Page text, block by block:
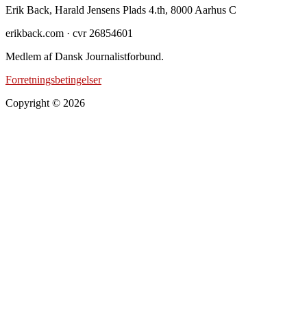
Footer
Erik Back, Harald Jensens Plads 4.th, 8000 Aarhus C
erikback.com · cvr 26854601
Medlem af Dansk Journalistforbund.
Forretningsbetingelser
Copyright © 2026